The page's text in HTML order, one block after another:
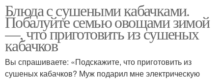
Блюда с сушеными кабачками.
Побалуйте семью овощами зимой
—, что приготовить из сушеных
кабачков
Вы спрашиваете: «Подскажите, что приготовить из
сушеных кабачков? Муж подарил мне электрическую